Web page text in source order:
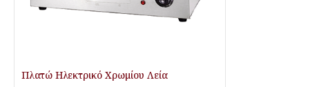
Πλατώ Ηλεκτρικό Χρωμίου Λεία